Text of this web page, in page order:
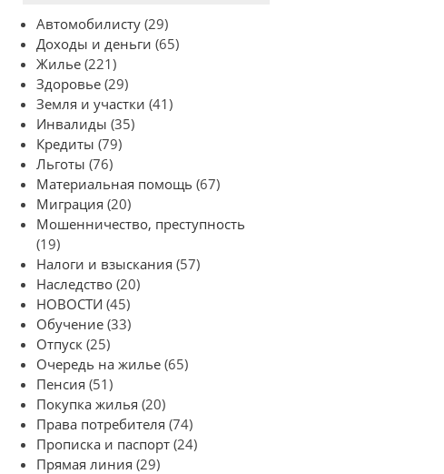
Автомобилисту (29)
Доходы и деньги (65)
Жилье (221)
Здоровье (29)
Земля и участки (41)
Инвалиды (35)
Кредиты (79)
Льготы (76)
Материальная помощь (67)
Миграция (20)
Мошенничество, преступность
(19)
Налоги и взыскания (57)
Наследство (20)
НОВОСТИ (45)
Обучение (33)
Отпуск (25)
Очередь на жилье (65)
Пенсия (51)
Покупка жилья (20)
Права потребителя (74)
Прописка и паспорт (24)
Прямая линия (29)